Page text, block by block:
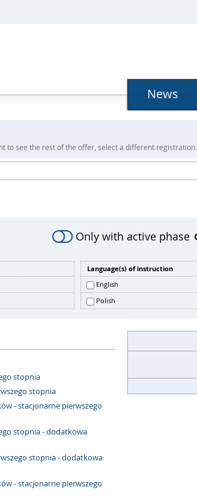
News
to see the rest of the offer, select a different registration.
Only with active phase
Language(s) of instruction
English
Polish
stopnia
stopnia
- stacjonarne pierwszego
stopnia - dodatkowa
stopnia - dodatkowa
- stacjonarne pierwszego